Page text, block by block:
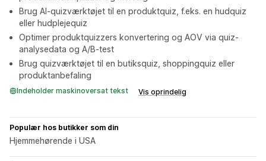
Brug AI-quizværktøjet til en produktquiz, f.eks. en hudquiz
eller hudplejequiz
Optimer produktquizzers konvertering og AOV via quiz-
analysedata og A/B-test
Brug quizværktøjet til en butiksquiz, shoppingquiz eller
produktanbefaling
Indeholder maskinoversat tekst Vis oprindelig
Populær hos butikker som din
Hjemmehørende i USA